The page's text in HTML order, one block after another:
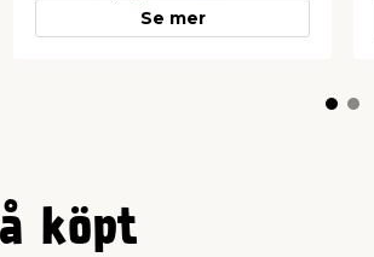
Se mer
köpt